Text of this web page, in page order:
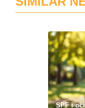
SPF i